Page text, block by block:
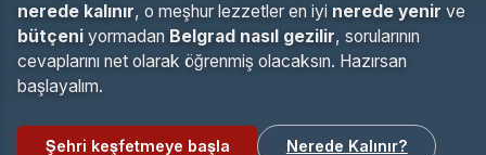
nerede kalınır, o meşhur lezzetler en iyi nerede yenir ve
bütçeni yormadan Belgrad nasıl gezilir, sorularının
cevaplarını net olarak öğrenmiş olacaksın. Hazırsan
başlayalım.
Şehri keşfetmeye başla Nerede Kalınır?